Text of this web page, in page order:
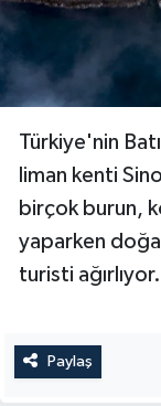
Türkiye'nin
liman kenti
birçok burun,
yaparken
turisti ağırlıyor.
Paylaş